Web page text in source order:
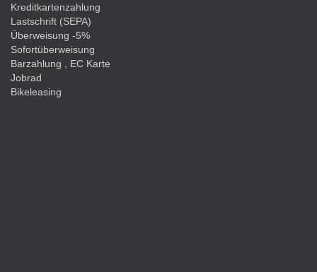
Kreditkartenzahlung
Lastschrift (SEPA)
Überweisung -5%
Sofortüberweisung
Barzahlung , EC Karte
Jobrad
Bikeleasing